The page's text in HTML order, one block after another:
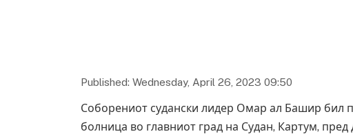
Published: Wednesday, April 26, 2023 09:50
Соборениот судански лидер Омар ал Башир бил
болница во главниот град на Судан, Картум, пред